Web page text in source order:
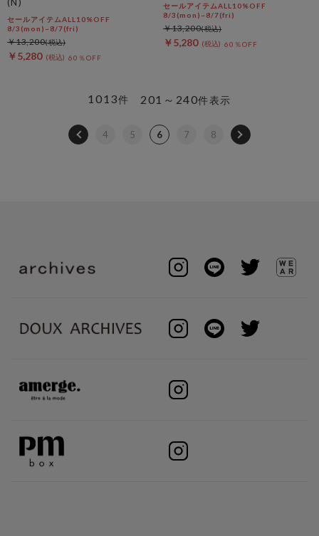
セールアイテムALL10%OFF
8/3(mon)~8/7(fri)
￥5,280 60％OFF
￥13,200
セールアイテムALL10%OFF
8/3(mon)~8/7(fri)
￥5,280 60％OFF
￥13,200
201～240件表示
1013件
4 5 6 7 8